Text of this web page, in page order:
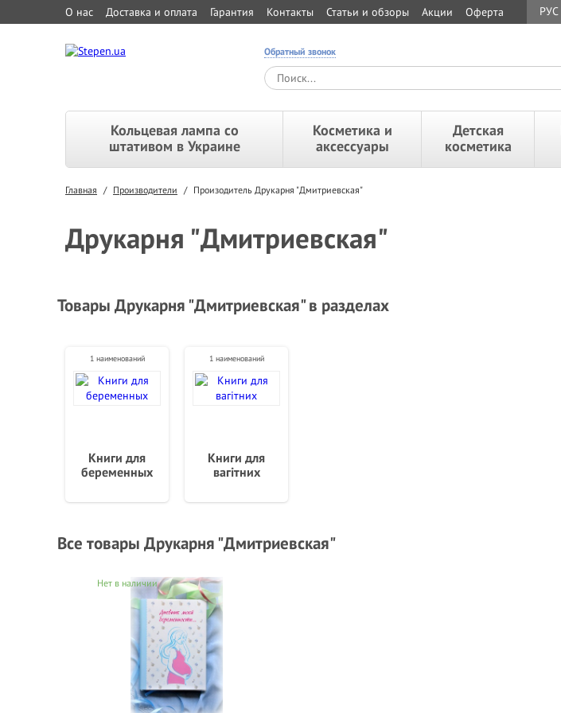
О нас Доставка и оплата Гарантия Контакты Статьи и обзоры Акции Оферта РУС
Обратный звонок
Кольцевая лампа со
штативом в Украине
Косметика и
аксессуары
Детская
косметика
Главная / Производители / Произодитель Друкарня "Дмитриевская"
Друкарня "Дмитриевская"
Товары Друкарня "Дмитриевская" в разделах
1 наименований
Книги для
беременных
1 наименований
Книги для
вагітних
Все товары Друкарня "Дмитриевская"
Нет в наличии